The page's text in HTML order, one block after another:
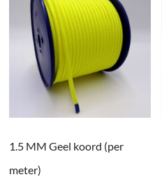
1.5 MM Geel koord (per
meter)